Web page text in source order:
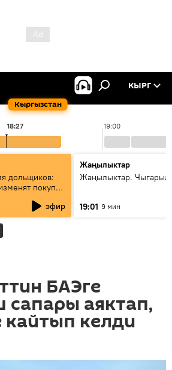
Кыргызстан
КЫРГ
19:00
18:27
дольщиков:
покупку
эфир
Жаңылыктар
Жаңылыктар.
19:01 9 мин
БАЭге
сапары аяктап,
келди